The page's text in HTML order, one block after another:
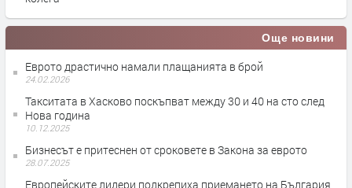
Още новини
Еврото драстично намали плащанията в брой
24.02.2026
Такситата в Хасково поскъпват между 30 и 40 на сто след
Нова година
10.12.2025
Бизнесът е притеснен от сроковете в Закона за еврото
28.07.2025
Европейските лидери подкрепиха приемането на България